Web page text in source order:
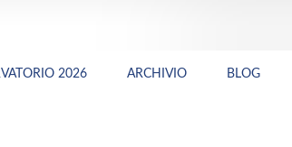
2026 ARCHIVIO BLOG